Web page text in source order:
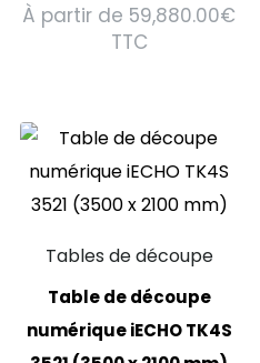
À partir de 59,880.00€
TTC
Tables de découpe
Table de découpe
numérique iECHO TK4S